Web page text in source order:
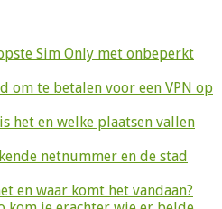
Sim Only met onbeperkt
om te betalen voor een VPN op
het en welke plaatsen vallen
netnummer en de stad
en waar komt het vandaan?